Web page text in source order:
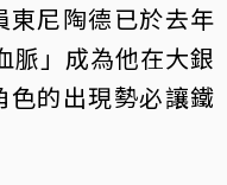
東尼陶德已於去年
脈」成為他在大銀
色的出現勢必讓鐵